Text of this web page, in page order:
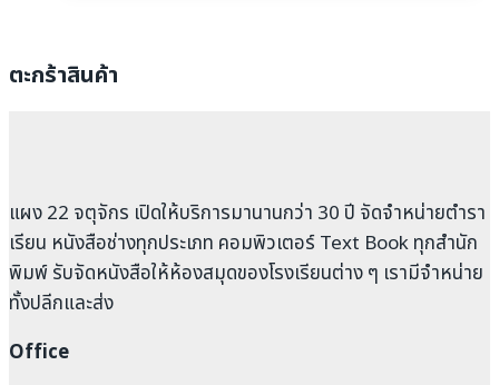
ตะกร้าสินค้า
แผง 22 จตุจักร เปิดให้บริการมานานกว่า 30 ปี จัดจำหน่ายตำรา
เรียน หนังสือช่างทุกประเภท คอมพิวเตอร์ Text Book ทุกสำนัก
พิมพ์ รับจัดหนังสือให้ห้องสมุดของโรงเรียนต่าง ๆ เรามีจำหน่าย
ทั้งปลีกและส่ง
Office